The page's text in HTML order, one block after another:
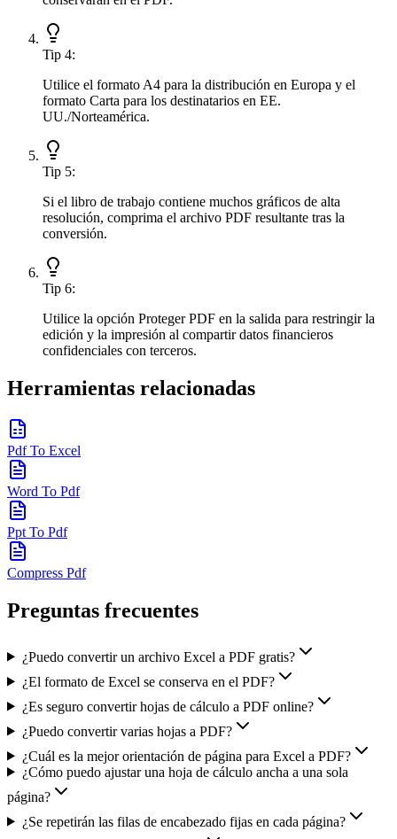
Tip 4:
Utilice el formato A4 para la distribución en Europa y el
formato Carta para los destinatarios en EE.
UU./Norteamérica.
Tip 5:
Si el libro de trabajo contiene muchos gráficos de alta
resolución, comprima el archivo PDF resultante tras la
conversión.
Tip 6:
Utilice la opción Proteger PDF en la salida para restringir la
edición y la impresión al compartir datos financieros
confidenciales con terceros.
Herramientas relacionadas
Pdf To Excel
Word To Pdf
Ppt To Pdf
Compress Pdf
Preguntas frecuentes
¿Puedo convertir un archivo Excel a PDF gratis?
¿El formato de Excel se conserva en el PDF?
¿Es seguro convertir hojas de cálculo a PDF online?
¿Puedo convertir varias hojas a PDF?
¿Cuál es la mejor orientación de página para Excel a PDF?
¿Cómo puedo ajustar una hoja de cálculo ancha a una sola
página?
¿Se repetirán las filas de encabezado fijas en cada página?